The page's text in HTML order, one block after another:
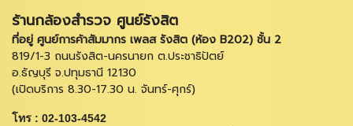
ร้านกล้องสำรวจ ศูนย์รังสิต
ที่อยู่ ศูนย์การค้าสัมมากร เพลส รังสิต (ห้อง B202) ชั้น 2
819/1-3 ถนนรังสิต-นครนายก ต.ประชาธิปัตย์
อ.ธัญบุรี จ.ปทุมธานี 12130
(เปิดบริการ 8.30-17.30 น. จันทร์-ศุกร์)
โทร : 02-103-4542